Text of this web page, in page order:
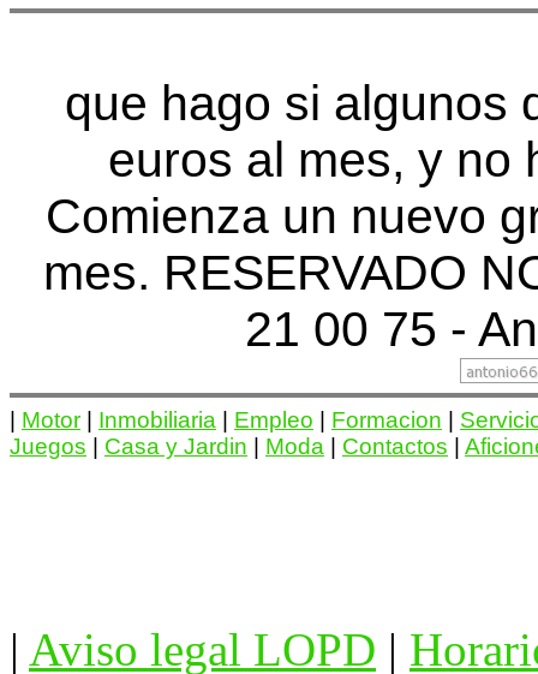
que hago si algunos
euros al mes, y no
Comienza un nuevo
mes. RESERVADO
21 00 75 -
Motor Inmobiliaria Empleo Formacion
Juegos
Casa y Jardin Moda Contactos
| Aviso legal LOPD |